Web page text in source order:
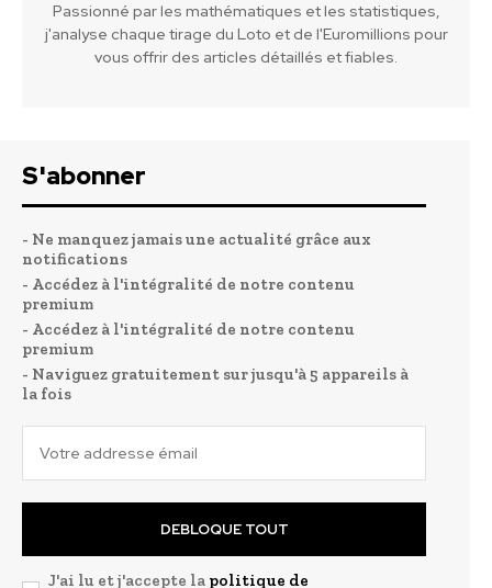
Passionné par les mathématiques et les statistiques,
j'analyse chaque tirage du Loto et de l'Euromillions pour
vous offrir des articles détaillés et fiables.
S'abonner
- Ne manquez jamais une actualité grâce aux
notifications
- Accédez à l'intégralité de notre contenu
premium
- Accédez à l'intégralité de notre contenu
premium
- Naviguez gratuitement sur jusqu'à 5 appareils à
la fois
DEBLOQUE TOUT
J'ai lu et j'accepte la politique de